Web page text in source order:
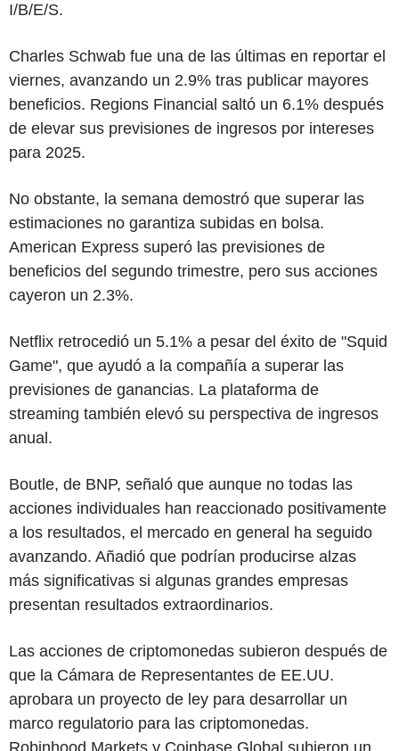
I/B/E/S.
Charles Schwab fue una de las últimas en reportar el
viernes, avanzando un 2.9% tras publicar mayores
beneficios. Regions Financial saltó un 6.1% después
de elevar sus previsiones de ingresos por intereses
para 2025.
No obstante, la semana demostró que superar las
estimaciones no garantiza subidas en bolsa.
American Express superó las previsiones de
beneficios del segundo trimestre, pero sus acciones
cayeron un 2.3%.
Netflix retrocedió un 5.1% a pesar del éxito de "Squid
Game", que ayudó a la compañía a superar las
previsiones de ganancias. La plataforma de
streaming también elevó su perspectiva de ingresos
anual.
Boutle, de BNP, señaló que aunque no todas las
acciones individuales han reaccionado positivamente
a los resultados, el mercado en general ha seguido
avanzando. Añadió que podrían producirse alzas
más significativas si algunas grandes empresas
presentan resultados extraordinarios.
Las acciones de criptomonedas subieron después de
que la Cámara de Representantes de EE.UU.
aprobara un proyecto de ley para desarrollar un
marco regulatorio para las criptomonedas.
Robinhood Markets y Coinbase Global subieron un